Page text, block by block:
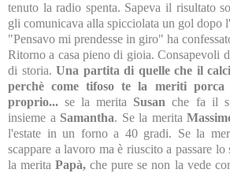
tenuto la radio spenta. Sapeva il risultato
gli comunicava alla spicciolata un gol dopo
"Pensavo mi prendesse in giro" ha
Ritorno a casa pieno di gioia. Consapevoli
di storia. Una partita di quelle che il
perchè come tifoso te la meriti
proprio...se la merita Susan che fa il
insieme a Samantha. Se la merita
l'estate in un forno a 40 gradi. Se la
scappare a lavoro ma è riuscito a passare
la merita Papà, che pure se non la vede